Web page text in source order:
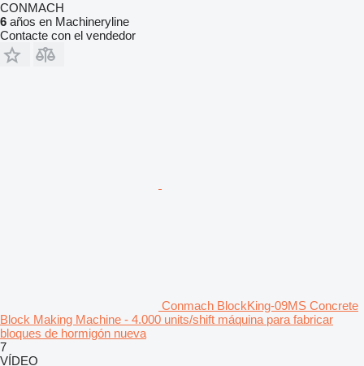
CONMACH
6 años en Machineryline
Contacte con el vendedor
Conmach BlockKing-09MS Concrete
Block Making Machine - 4.000 units/shift máquina para fabricar
bloques de hormigón nueva
7
VÍDEO